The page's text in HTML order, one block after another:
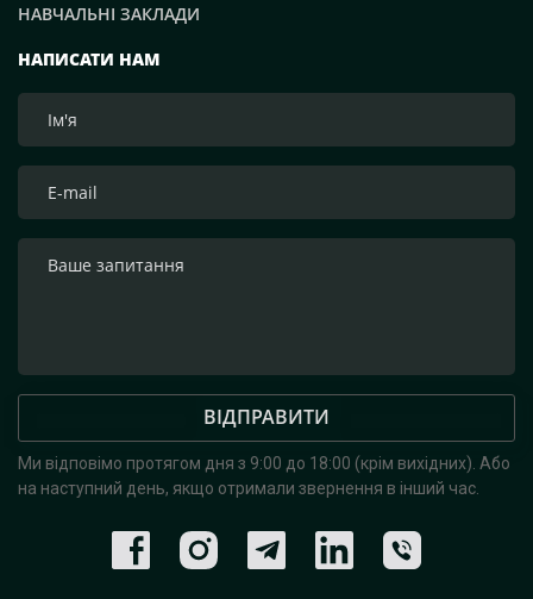
НАПИСАТИ НАМ
ВІДПРАВИТИ
Ми відповімо протягом дня з 9:00 до 18:00 (крім вихідних). Або
на наступний день, якщо отримали звернення в інший час.
НАВЧАЛЬНІ ЗАКЛАДИ